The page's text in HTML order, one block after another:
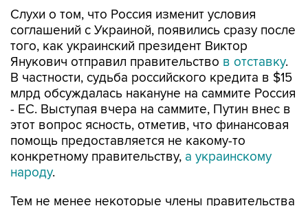
Слухи о том, что Россия изменит условия
соглашений с Украиной, появились сразу после
того, как украинский президент Виктор
Янукович отправил правительство в отставку.
В частности, судьба российского кредита в $15
млрд обсуждалась накануне на саммите Россия
- ЕС. Выступая вчера на саммите, Путин внес в
этот вопрос ясность, отметив, что финансовая
помощь предоставляется не какому-то
конкретному правительству, а украинскому
народу.
Тем не менее некоторые члены правительства